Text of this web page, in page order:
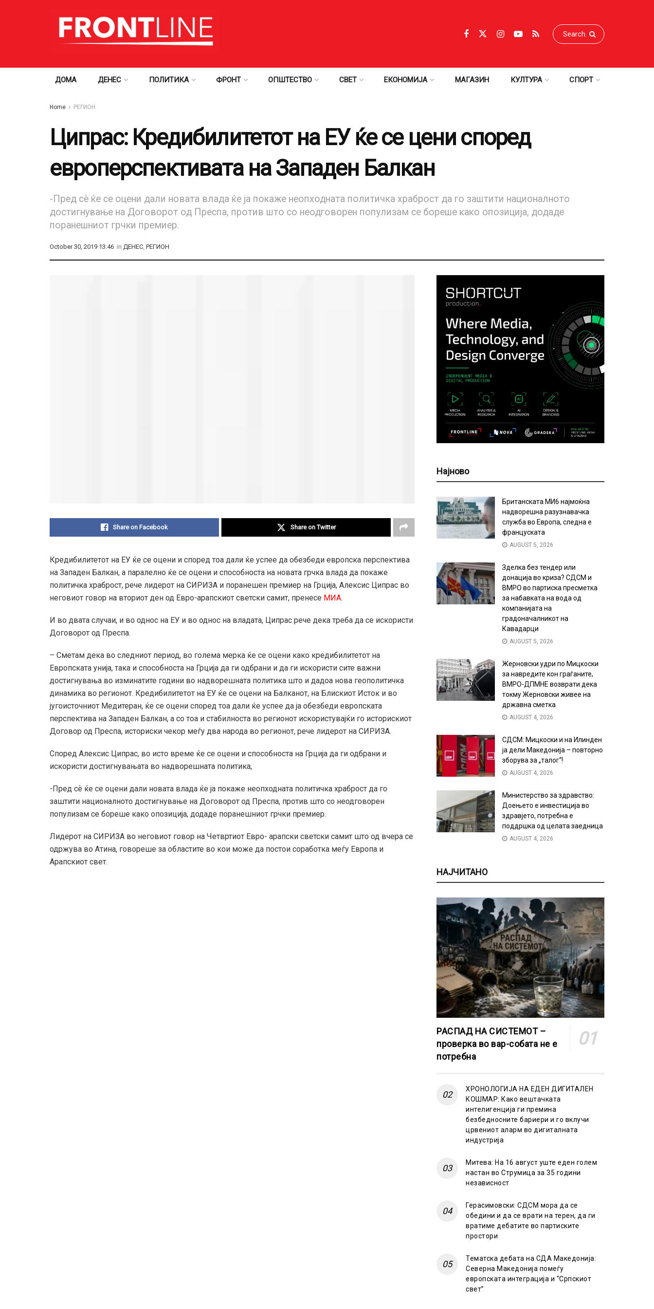
ДОМА ДЕНЕС ПОЛИТИКА ФРОНТ ОПШТЕСТВО СВЕТ ЕКОНОМИЈА МАГАЗИН КУЛТУРА СПОРТ
Home РЕГИОН
Ципрас: Кредибилитетот на ЕУ ќе се цени според
европерспективата на Западен Балкан
-Пред сѐ ќе се оцени дали новата влада ќе ја покаже неопходната политичка храброст да го заштити националното
достигнување на Договорот од Преспа, против што со неодговорен популизам се бореше како опозиција, додаде
поранешниот грчки премиер.
October 30, 2019 13:46 in ДЕНЕС, РЕГИОН
Share on Facebook Share on Twitter
Кредибилитетот на ЕУ ќе се оцени и според тоа дали ќе успее да обезбеди европска перспектива
на Западен Балкан, а паралелно ќе се оцени и способноста на новата грчка влада да покаже
политичка храброст, рече лидерот на СИРИЗА и поранешен премиер на Грција, Алексис Ципрас во
неговиот говор на вториот ден од Евро-арапскиот светски самит, пренесе МИА.
И во двата случаи, и во однос на ЕУ и во однос на владата, Ципрас рече дека треба да се искористи
Договорот од Преспа.
– Сметам дека во следниот период, во голема мерка ќе се оцени како кредибилитетот на
Европската унија, така и способноста на Грција да ги одбрани и да ги искористи сите важни
достигнувања во изминатите години во надворешната политика што и дадоа нова геополитичка
динамика во регионот. Кредибилитетот на ЕУ ќе се оцени на Балканот, на Блискиот Исток и во
југоисточниот Медитеран, ќе се оцени според тоа дали ќе успее да ја обезбеди европската
перспектива на Западен Балкан, а со тоа и стабилноста во регионот искористувајќи го историскиот
Договор од Преспа, историски чекор меѓу два народа во регионот, рече лидерот на СИРИЗА.
Според Алексис Ципрас, во исто време ќе се оцени и способноста на Грција да ги одбрани и
искористи достигнувањата во надворешната политика,
-Пред сѐ ќе се оцени дали новата влада ќе ја покаже неопходната политичка храброст да го
заштити националното достигнување на Договорот од Преспа, против што со неодговорен
популизам се бореше како опозиција, додаде поранешниот грчки премиер.
Лидерот на СИРИЗА во неговиот говор на Четвртиот Евро- арапски светски самит што од вчера се
одржува во Атина, говореше за областите во кои може да постои соработка меѓу Европа и
Арапскиот свет.
Најново
Британската МИ6 најмоќна
надворешна разузнавачка
служба во Европа, следна е
француската
AUGUST 5, 2026
Зделка без тендер или
донација во криза? СДСМ и
ВМРО во партиска пресметка
за набавката на вода од
компанијата на
градоначалникот на
Кавадарци
AUGUST 5, 2026
Жерновски удри по Мицкоски
за навредите кон граѓаните,
ВМРО-ДПМНЕ возврати дека
токму Жерновски живее на
државна сметка
AUGUST 4, 2026
СДСМ: Мицкоски и на Илинден
ја дели Македонија – повторно
зборува за „талог“!
AUGUST 4, 2026
Министерство за здравство:
Доењето е инвестиција во
здравјето, потребна е
поддршка од целата заедница
AUGUST 4, 2026
НАЈЧИТАНО
РАСПАД НА СИСТЕМОТ –
проверка во вар-собата не е
потребна
ХРОНОЛОГИЈА НА ЕДЕН ДИГИТАЛЕН
КОШМАР: Како вештачката
интелигенција ги премина
безбедносните бариери и го вклучи
црвениот аларм во дигиталната
индустрија
Митева: На 16 август уште еден голем
настан во Струмица за 35 години
независност
Герасимовски: СДСМ мора да се
обедини и да се врати на терен, да ги
вратиме дебатите во партиските
простори
Тематска дебата на СДА Македонија:
Северна Македонија помеѓу
европската интеграција и “Српскиот
свет”